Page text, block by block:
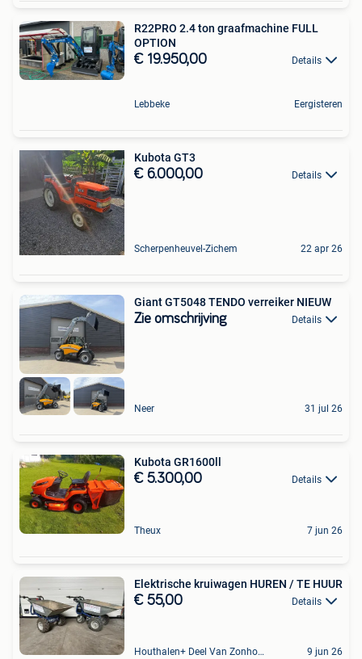
R22PRO 2.4 ton graafmachine FULL
OPTION
€ 19.950,00 Details
Lebbeke Eergisteren
Kubota GT3
€ 6.000,00 Details
Scherpenheuvel-Zichem 22 apr 26
Giant GT5048 TENDO verreiker NIEUW
Zie omschrijving Details
Neer 31 jul 26
Kubota GR1600ll
€ 5.300,00 Details
Theux 7 jun 26
Elektrische kruiwagen HUREN / TE HUUR
€ 55,00 Details
Houthalen+ Deel Van Zonhoven En Zolder 9 jun 26